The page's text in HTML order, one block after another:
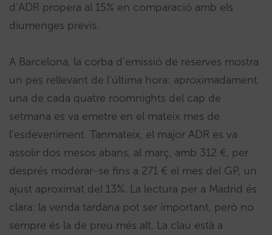
d’ADR propera al 15% en comparació amb els
diumenges previs.
A Barcelona, la corba d’emissió de reserves mostra
un pes rellevant de l’última hora: aproximadament
una de cada quatre roomnights del cap de
setmana es va emetre en el mateix mes de
l’esdeveniment. Tanmateix, el major ADR es va
assolir dos mesos abans, al març, amb 312 €, per
després moderar-se fins a 271 € el mes del GP, un
ajust aproximat del 13%. La lectura per a Madrid és
clara: la venda tardana pot ser important, però no
sempre és la de preu més alt. La clau està a